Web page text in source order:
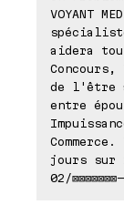
VOYANT
aidera
de l'être
entre
jours sur
02/